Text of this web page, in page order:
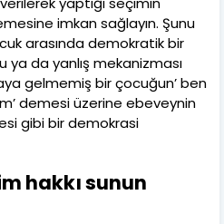
imkan sağlayın. Şunu
arasında demokratik bir
da yanlış mekanizması
gelmemiş bir çocuğun’ ben
demesi üzerine ebeveynin
gibi bir demokrasi
hakkı sunun